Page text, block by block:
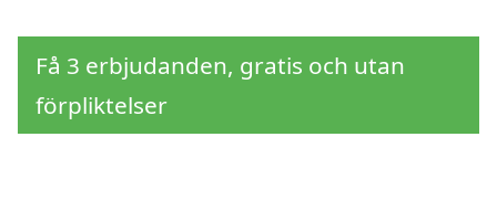
Få 3 erbjudanden, gratis och utan
förpliktelser